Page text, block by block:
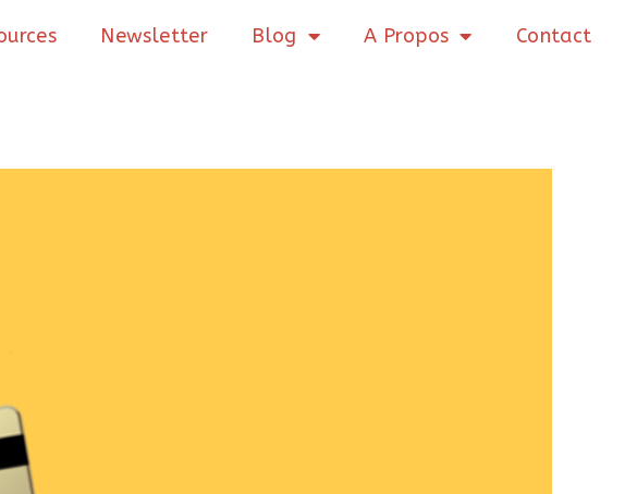
Newsletter Blog A Propos Contact